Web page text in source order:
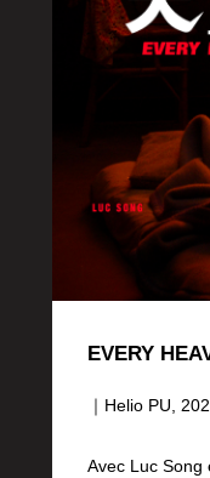
EVERY
｜Helio PU,
Avec Luc Song